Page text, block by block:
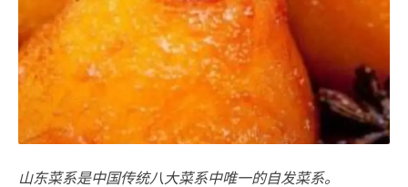
山东菜系是中国传统八大菜系中唯一的自发菜系。